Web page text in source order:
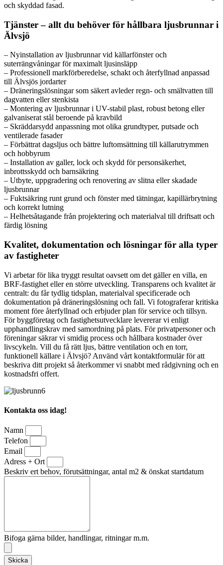
och skyddad fasad.
Tjänster – allt du behöver för hållbara ljusbrunnar i
Älvsjö
– Nyinstallation av ljusbrunnar vid källarfönster och
suterrängvåningar för maximalt ljusinsläpp
– Professionell markförberedelse, schakt och återfyllnad anpassad
till Älvsjös jordarter
– Dräneringslösningar som säkert avleder regn- och smältvatten till
dagvatten eller stenkista
– Montering av ljusbrunnar i UV-stabil plast, robust betong eller
galvaniserat stål beroende på kravbild
– Skräddarsydd anpassning mot olika grundtyper, putsade och
ventilerade fasader
– Förbättrat dagsljus och bättre luftomsättning till källarutrymmen
och hobbyrum
– Installation av galler, lock och skydd för personsäkerhet,
inbrottsskydd och barnsäkring
– Utbyte, uppgradering och renovering av slitna eller skadade
ljusbrunnar
– Fuktsäkring runt grund och fönster med tätningar, kapillärbrytning
och korrekt lutning
– Helhetsåtagande från projektering och materialval till driftsatt och
färdig lösning
Kvalitet, dokumentation och lösningar för alla typer
av fastigheter
Vi arbetar för lika tryggt resultat oavsett om det gäller en villa, en
BRF-fastighet eller en större utveckling. Transparens och kvalitet är
centralt: du får tydlig tidsplan, materialval specificerade och
dokumentation på dräneringslösning och fall. Vi fotograferar kritiska
moment före återfyllnad och erbjuder plan för service och tillsyn.
För byggföretag och fastighetsutvecklare levererar vi enligt
upphandlingskrav med samordning på plats. För privatpersoner och
föreningar säkrar vi smidig process och hållbara kostnader över
livscykeln. Vill du få rätt ljus, bättre ventilation och en torr,
funktionell källare i Älvsjö? Använd vårt kontaktformulär för att
beskriva ditt projekt så återkommer vi snabbt med rådgivning och en
kostnadsfri offert.
Kontakta oss idag!
Namn
Telefon
Email
Adress + Ort
Beskriv ert behov, förutsättningar, antal m2 & önskat startdatum
Bifoga gärna bilder, handlingar, ritningar m.m.
Skicka